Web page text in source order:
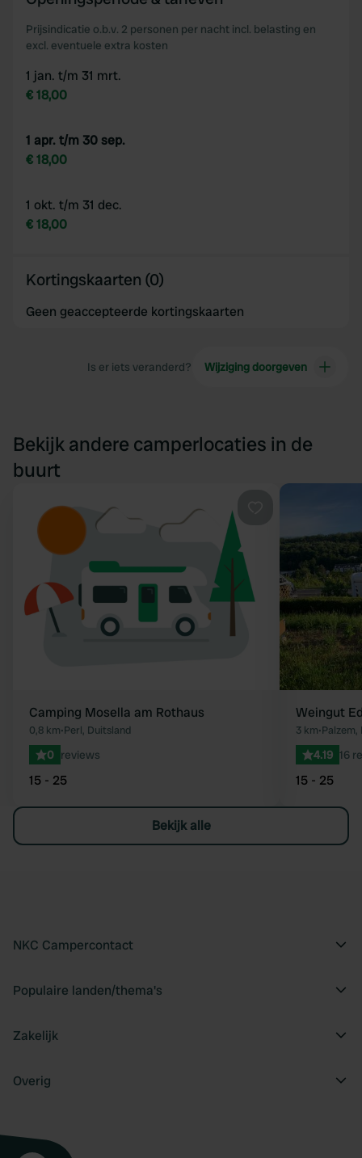
Prijsindicatie o.b.v. 2 personen per nacht incl. belasting en
excl. eventuele extra kosten
1 jan. t/m 31 mrt.
€ 18,00
1 apr. t/m 30 sep.
€ 18,00
1 okt. t/m 31 dec.
€ 18,00
Kortingskaarten (0)
Geen geaccepteerde kortingskaarten
Is er iets veranderd? Wijziging doorgeven
Bekijk andere camperlocaties in de
buurt
Camping Mosella am Rothaus
0,8 km•Perl, Duitsland
0 reviews
15 - 25
Weingut
3 km•Palzem,
4.19 16
15 - 25
Bekijk alle
NKC Campercontact
Populaire landen/thema's
Zakelijk
Overig